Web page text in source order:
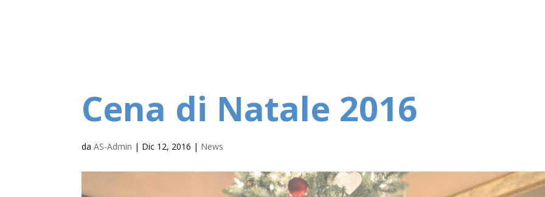
Cena di Natale 2016
daAS-Admin | Dic 12, 2016 | News